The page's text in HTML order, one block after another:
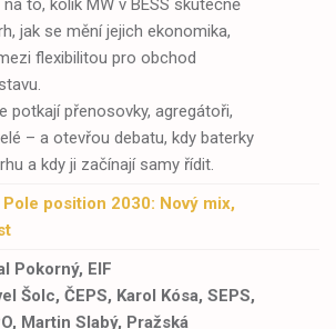
to, kolik MW v BESS skutečně
jak se mění jejich ekonomika,
flexibilitou pro obchod
potkají přenosovky, agregátoři,
– a otevřou debatu, kdy baterky
a kdy ji začínají samy řídit.
Pole position 2030: Nový mix,
Pokorný, EIF
Šolc, ČEPS, Karol Kósa, SEPS,
Martin Slabý, Pražská